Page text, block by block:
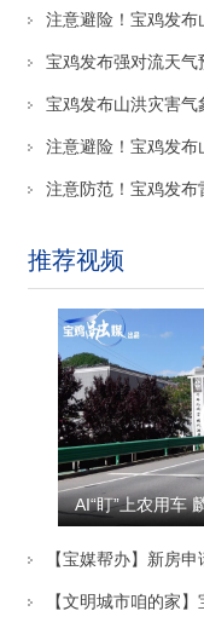
注意避险！宝鸡发
宝鸡发布强对流天气
宝鸡发布山洪灾害气
注意避险！宝鸡发
注意防范！宝鸡发布
推荐视频
AI“盯”上农用车
人“驶”不得